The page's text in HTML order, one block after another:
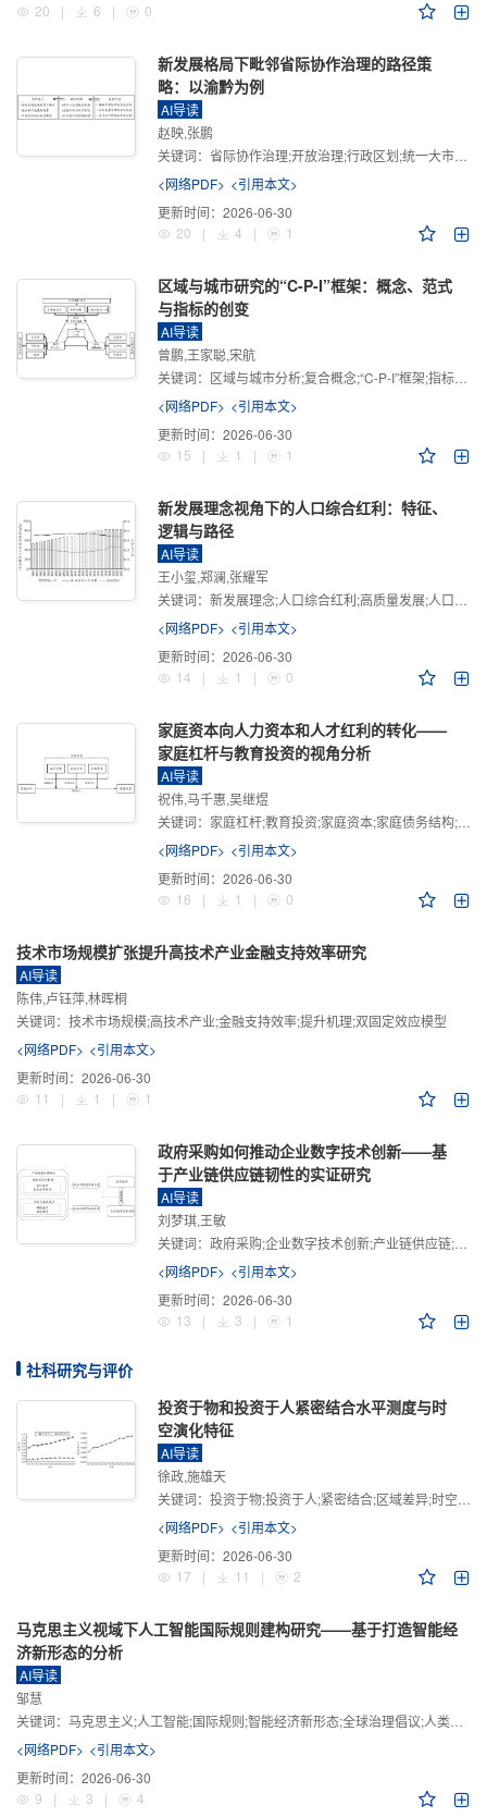
20
| 6 | 0
新发展格局下毗邻省际协作治理的路径策
略：以渝黔为例
AI导读
赵映,张鹏
关键词： 省际协作治理;开放治理;行政区划;统一大市场;新发展格局
<网络PDF> <引用本文>
更新时间： 2026-06-30
20
| 4 | 1
区域与城市研究的“C-P-I”框架：概念、范式
与指标的创变
AI导读
曾鹏,王家聪,宋航
关键词： 区域与城市分析;复合概念;“C-P-I”框架;指标体系
<网络PDF> <引用本文>
更新时间： 2026-06-30
15
| 1 | 1
新发展理念视角下的人口综合红利：特征、
逻辑与路径
AI导读
王小玺,郑澜,张耀军
关键词： 新发展理念;人口综合红利;高质量发展;人口政策;中国式现代化
<网络PDF> <引用本文>
更新时间： 2026-06-30
14
| 1 | 0
家庭资本向人力资本和人才红利的转化——
家庭杠杆与教育投资的视角分析
AI导读
祝伟,马千惠,吴继煜
关键词： 家庭杠杆;教育投资;家庭资本;家庭债务结构;CHFS
<网络PDF> <引用本文>
更新时间： 2026-06-30
16
| 1 | 0
技术市场规模扩张提升高技术产业金融支持效率研究
AI导读
陈伟,卢钰萍,林晖桐
关键词： 技术市场规模;高技术产业;金融支持效率;提升机理;双固定效应模型
<网络PDF> <引用本文>
更新时间： 2026-06-30
11
| 1 | 1
政府采购如何推动企业数字技术创新——基
于产业链供应链韧性的实证研究
AI导读
刘梦琪,王敏
关键词： 政府采购;企业数字技术创新;产业链供应链;产业链供应链韧性;需求侧财政政策
<网络PDF> <引用本文>
更新时间： 2026-06-30
13
| 3 | 1
社科研究与评价
投资于物和投资于人紧密结合水平测度与时
空演化特征
AI导读
徐政,施雄天
关键词： 投资于物;投资于人;紧密结合;区域差异;时空演化
<网络PDF> <引用本文>
更新时间： 2026-06-30
17
| 11 | 2
马克思主义视域下人工智能国际规则建构研究——基于打造智能经
济新形态的分析
AI导读
邹慧
关键词： 马克思主义;人工智能;国际规则;智能经济新形态;全球治理倡议;人类命运共同体
<网络PDF> <引用本文>
更新时间： 2026-06-30
9
| 3 | 4